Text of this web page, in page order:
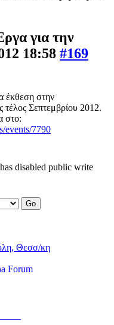
για την
18:58 #169
έκθεση στην
Σεπτεμβρίου 2012.
στο:
events/7790
disabled public write
Θεσσ/κη
Forum